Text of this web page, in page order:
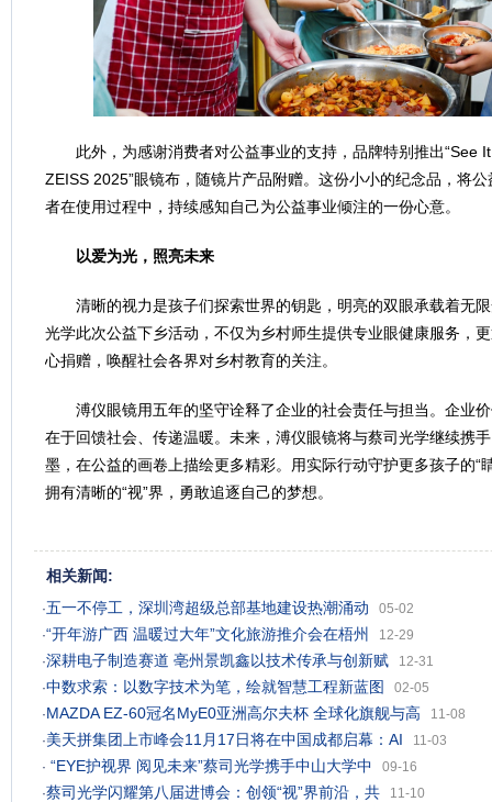
此外，为感谢消费者对公益事业的支持，品牌特别推出“See
ZEISS 2025”眼镜布，随镜片产品附赠。这份小小的纪念品，将
者在使用过程中，持续感知自己为公益事业倾注的一份心意。
以爱为光，照亮未来
清晰的视力是孩子们探索世界的钥匙，明亮的双眼承载着无
光学此次公益下乡活动，不仅为乡村师生提供专业眼健康服务，
心捐赠，唤醒社会各界对乡村教育的关注。
溥仪眼镜用五年的坚守诠释了企业的社会责任与担当。企业
在于回馈社会、传递温暖。未来，溥仪眼镜将与蔡司光学继续携
墨，在公益的画卷上描绘更多精彩。用实际行动守护更多孩子的“
拥有清晰的“视”界，勇敢追逐自己的梦想。
相关新闻:
·五一不停工，深圳湾超级总部基地建设热潮涌动
05-02
·“开年游广西 温暖过大年”文化旅游推介会在梧州
12-29
·深耕电子制造赛道 亳州景凯鑫以技术传承与创新赋
12-31
·中数求索：以数字技术为笔，绘就智慧工程新蓝图
02-05
·MAZDA EZ-60冠名MyE0亚洲高尔夫杯 全球化旗舰与高
11-08
·美天拼集团上市峰会11月17日将在中国成都启幕：AI
11-03
· “EYE护视界 阅见未来”蔡司光学携手中山大学中
09-16
·蔡司光学闪耀第八届进博会：创领“视”界前沿，共 11-10